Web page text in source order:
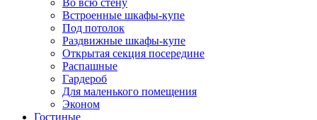
Во всю стену
Встроенные шкафы-купе
Под потолок
Раздвижные шкафы-купе
Открытая секция посередине
Распашные
Гардероб
Для маленького помещения
Эконом
Гостиные